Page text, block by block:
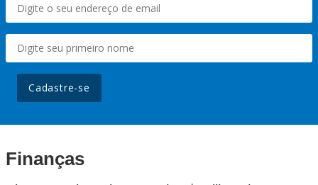
Cadastre-se
Finanças